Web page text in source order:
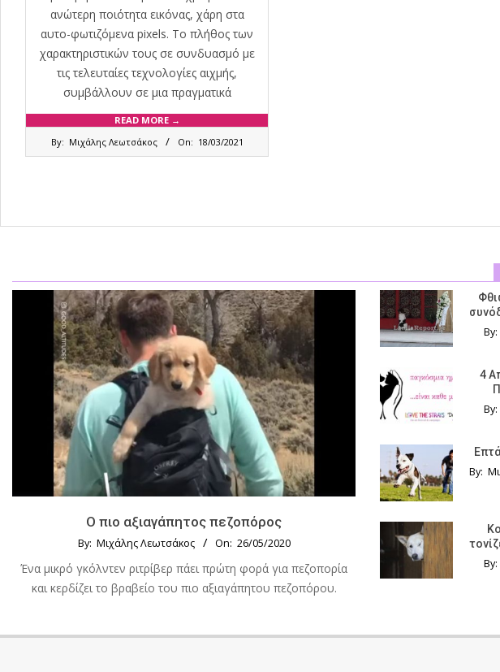
ανώτερη ποιότητα εικόνας, χάρη στα
αυτο-φωτιζόμενα pixels. Το πλήθος των
χαρακτηριστικών τους σε συνδυασμό με
τις τελευταίες τεχνολογίες αιχμής,
συμβάλλουν σε μια πραγματικά
READ MORE →
By: Μιχάλης Λεωτσάκος On: 18/03/2021
Ο πιο αξιαγάπητος πεζοπόρος
By: Μιχάλης Λεωτσάκος On: 26/05/2020
Ένα μικρό γκόλντεν ριτρίβερ πάει πρώτη φορά για πεζοπορία
και κερδίζει το βραβείο του πιο αξιαγάπητου πεζοπόρου.
By:
4
By:
By:
By: